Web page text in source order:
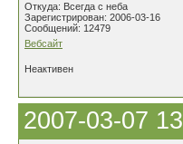
Откуда: Всегда с неба
Зарегистрирован: 2006-03-16
Сообщений: 12479
Вебсайт
Неактивен
2007-03-07